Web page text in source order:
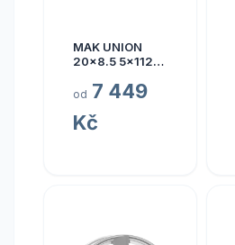
MAK UNION
20x8.5 5x112
od 7 449
Kč